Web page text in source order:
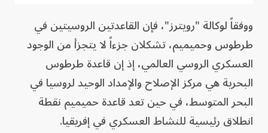
ووفقاً لوكالة "رويترز"، فإن القاعدتين الروسيتين في
طرطوس وحميميم، تشكلان جزءاً لا يتجزأ من الوجود
العسكري الروسي العالمي، إذ إن قاعدة طرطوس
البحرية هي مركز الإصلاح والإمداد الوحيد لروسيا في
البحر المتوسط، في حين تعد قاعدة حميميم نقطة
انطلاق رئيسية للنشاط العسكري في إفريقيا.